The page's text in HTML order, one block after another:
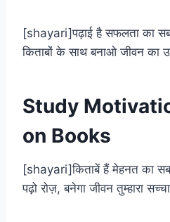
[shayari]पढ़ाई है सफलता का
किताबों के साथ बनाओ जीवन
Study
on Books
[shayari]किताबें हैं मेहनत का
पढ़ो रोज़, बनेगा जीवन तुम्हारा